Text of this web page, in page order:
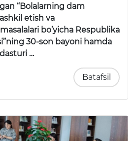
“Bolalarning dam
etish va
bo’yicha Respublika
30-son bayoni hamda
…
Batafsil